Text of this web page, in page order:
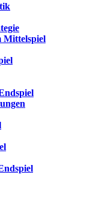
Mittelspiel